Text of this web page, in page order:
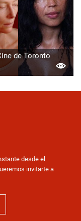
de Toronto
desde el
invitarte a